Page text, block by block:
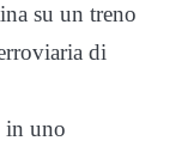
su un treno
di
in uno